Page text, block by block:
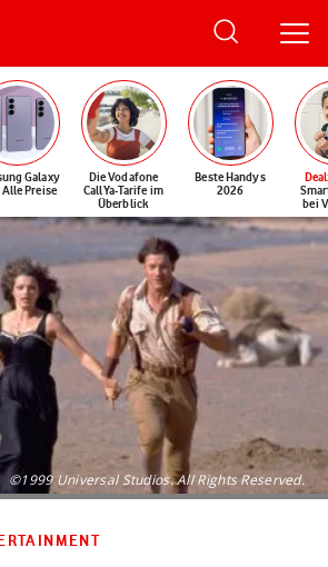
Galaxy
Alle Preise
Die Vodafone
CallYa-Tarife im
Überblick
Beste Handys
2026
Deal
bei
©1999 Universal Studios. All Rights Reserved.